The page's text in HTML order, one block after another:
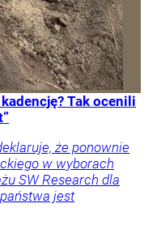
Tak ocenili
że ponownie
w wyborach
SW Research dla
jest